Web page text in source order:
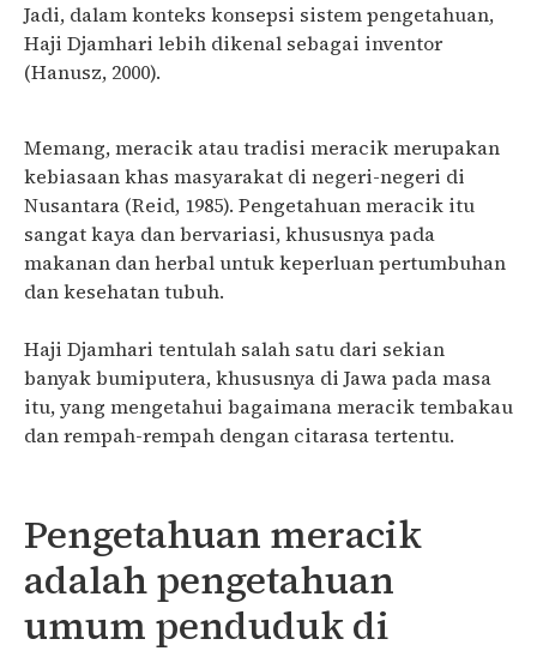
Jadi, dalam konteks konsepsi sistem pengetahuan,
Haji Djamhari lebih dikenal sebagai inventor
(Hanusz, 2000).
Memang, meracik atau tradisi meracik merupakan
kebiasaan khas masyarakat di negeri-negeri di
Nusantara (Reid, 1985). Pengetahuan meracik itu
sangat kaya dan bervariasi, khususnya pada
makanan dan herbal untuk keperluan pertumbuhan
dan kesehatan tubuh.
Haji Djamhari tentulah salah satu dari sekian
banyak bumiputera, khususnya di Jawa pada masa
itu, yang mengetahui bagaimana meracik tembakau
dan rempah-rempah dengan citarasa tertentu.
Pengetahuan meracik
adalah pengetahuan
umum penduduk di